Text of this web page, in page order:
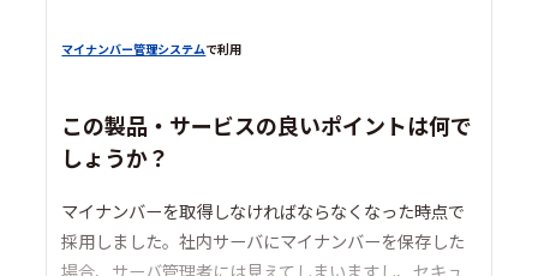
マイナンバー管理システムで利用
この製品・サービスの良いポイントは何で
しょうか？
マイナンバーを取得しなければならなくなった時点で
採用しました。社内サーバにマイナンバーを保存した
場合、サーバ管理者には見えてしまいますし、セキュ